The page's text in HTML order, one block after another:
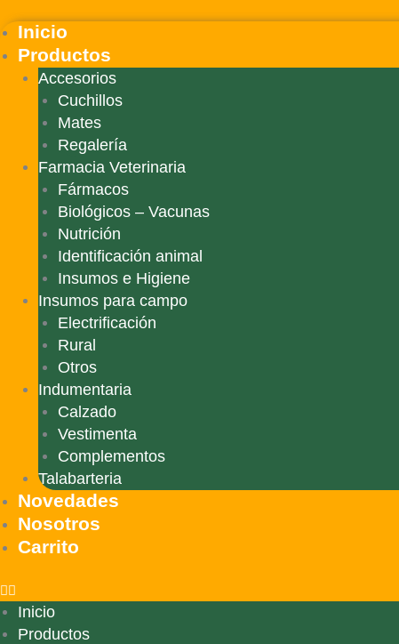
al
contenido
Inicio
Productos
Accesorios
Cuchillos
Mates
Regalería
Farmacia Veterinaria
Fármacos
Biológicos – Vacunas
Nutrición
Identificación animal
Insumos e Higiene
Insumos para campo
Electrificación
Rural
Otros
Indumentaria
Calzado
Vestimenta
Complementos
Talabarteria
Novedades
Nosotros
Carrito
Inicio
Productos